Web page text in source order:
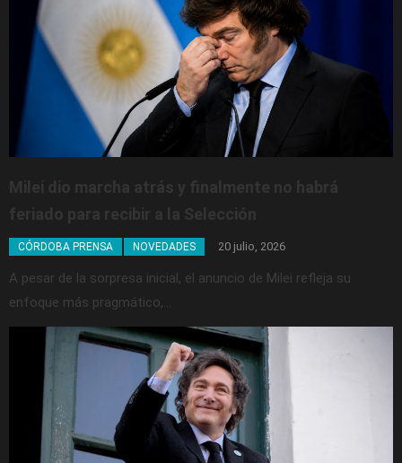
Milei dio marcha atrás y finalmente no habrá
feriado para recibir a la Selección
CÓRDOBA PRENSA NOVEDADES 20 julio, 2026
A pesar de la sorpresa inicial, el anuncio de Milei refleja su
enfoque más pragmático,…